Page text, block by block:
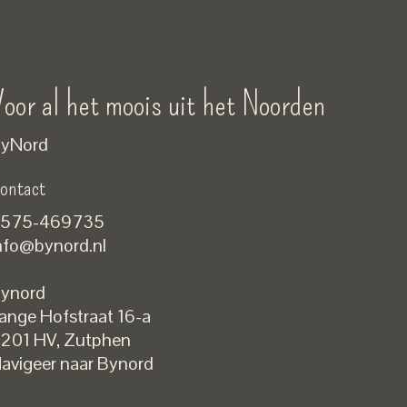
al het moois uit het Noorden
469735
Hofstraat 16-a
HV,Zutphen
naar Bynord